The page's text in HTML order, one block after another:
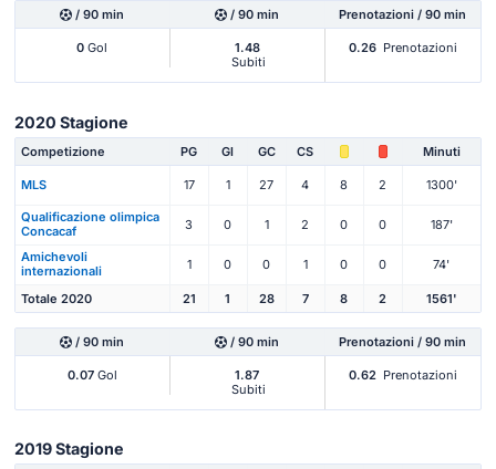
/ 90 min / 90 min Prenotazioni / 90 min
0 Gol
1.48
Subiti
0.26 Prenotazioni
2020 Stagione
Competizione PG Gl GC CS Minuti
MLS 17 1 27 4 8 2 1300'
Qualificazione olimpica
Concacaf
3 0 1 2 0 0 187'
Amichevoli
internazionali
1 0 0 1 0 0 74'
Totale 2020 21 1 28 7 8 2 1561'
/ 90 min / 90 min Prenotazioni / 90 min
0.07Gol
1.87
Subiti
0.62 Prenotazioni
2019 Stagione